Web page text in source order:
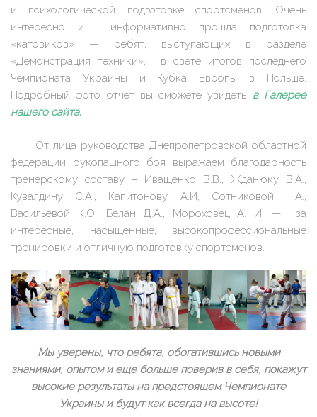
и психологической подготовке спортсменов. Очень
интересно и информативно прошла подготовка
«катовиков» — ребят, выступающих в разделе
«Демонстрация техники», в свете итогов последнего
Чемпионата Украины и Кубка Европы в Польше.
Подробный фото отчет вы сможете увидеть в Галерее
нашего сайта.
От лица руководства Днепропетровской областной
федерации рукопашного боя выражаем благодарность
тренерскому составу – Иващенко В.В., Жданюку В.А.,
Кувалдину С.А., Капитонову А.И, Сотниковой Н.А.,
Васильевой К.О., Белан Д.А., Мороховец А. И. — за
интересные, насыщенные, высокопрофессиональные
тренировки и отличную подготовку спортсменов.
Мы уверены, что ребята, обогатившись новыми
знаниями, опытом и еще больше поверив в себя, покажут
высокие результаты на предстоящем Чемпионате
Украины и будут как всегда на высоте!